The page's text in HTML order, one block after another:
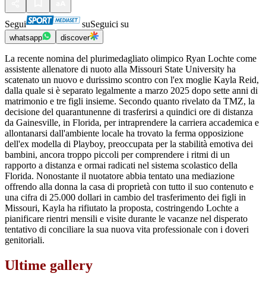
Segui suSeguici su
whatsapp discover
La recente nomina del plurimedagliato olimpico Ryan Lochte come
assistente allenatore di nuoto alla Missouri State University ha
scatenato un nuovo e durissimo scontro con l'ex moglie Kayla Reid,
dalla quale si è separato legalmente a marzo 2025 dopo sette anni di
matrimonio e tre figli insieme. Secondo quanto rivelato da TMZ, la
decisione del quarantunenne di trasferirsi a quindici ore di distanza
da Gainesville, in Florida, per intraprendere la carriera accademica e
allontanarsi dall'ambiente locale ha trovato la ferma opposizione
dell'ex modella di Playboy, preoccupata per la stabilità emotiva dei
bambini, ancora troppo piccoli per comprendere i ritmi di un
rapporto a distanza e ormai radicati nel sistema scolastico della
Florida. Nonostante il nuotatore abbia tentato una mediazione
offrendo alla donna la casa di proprietà con tutto il suo contenuto e
una cifra di 25.000 dollari in cambio del trasferimento dei figli in
Missouri, Kayla ha rifiutato la proposta, costringendo Lochte a
pianificare rientri mensili e visite durante le vacanze nel disperato
tentativo di conciliare la sua nuova vita professionale con i doveri
genitoriali.
Ultime gallery